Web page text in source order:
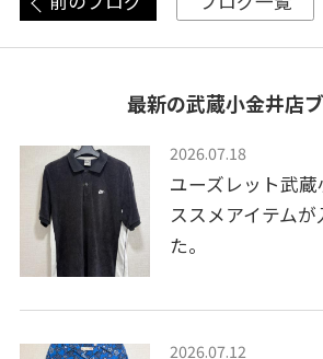
最新の武蔵小金井店
2026.07.18
ユーズレット武
ススメアイテム
た。
2026.07.12